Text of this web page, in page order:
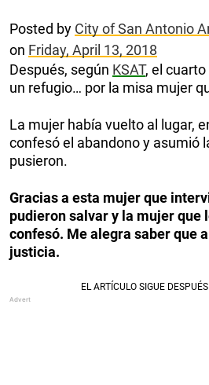
Posted by City of San Antonio
on Friday, April 13, 2018
Después, según KSAT, el
un refugio… por la misa mujer
La mujer había vuelto al lugar,
confesó el abandono y asumió
pusieron.
Gracias a esta mujer que
pudieron salvar y la mujer que
confesó. Me alegra saber que
justicia.